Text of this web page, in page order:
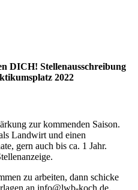
DICH! Stellenausschreibung
2022
zur kommenden Saison.
Landwirt und einen
gern auch bis ca. 1 Jahr.
zu arbeiten, dann schicke
an info@lwb-koch.de.